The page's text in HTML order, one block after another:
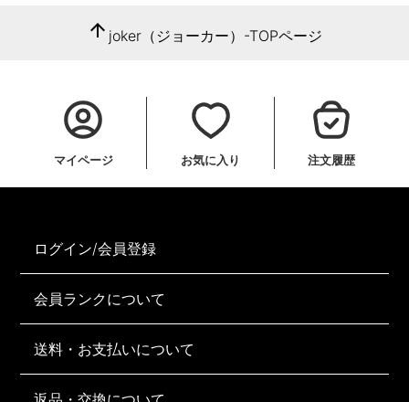
arrow_upward joker（ジョーカー）-TOPページ
マイページ お気に入り 注文履歴
ログイン/会員登録
会員ランクについて
送料・お支払いについて